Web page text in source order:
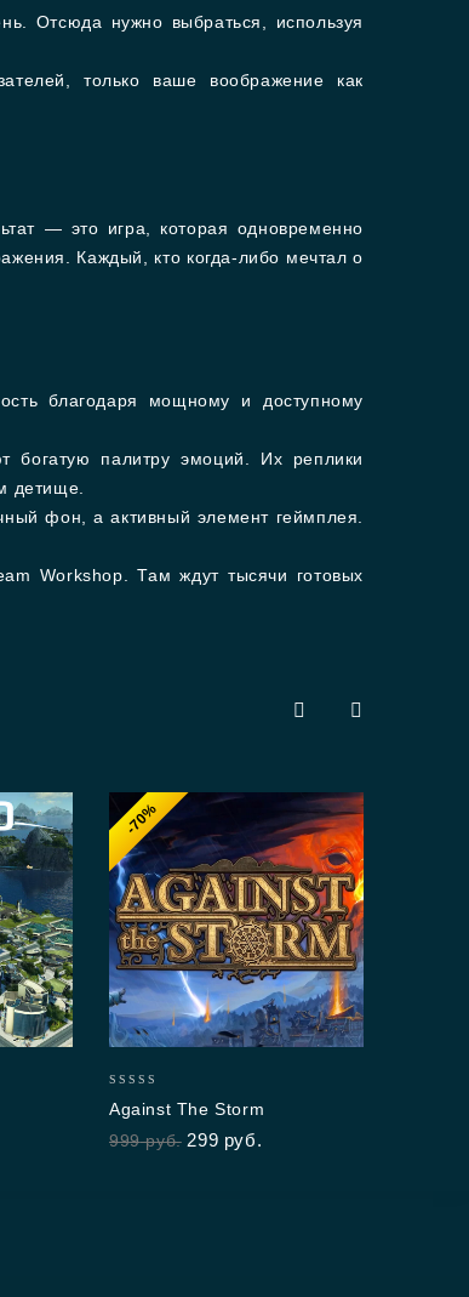
Отсюда нужно выбраться, используя
только ваше воображение как
— это игра, которая одновременно
Каждый, кто когда-либо мечтал о
благодаря мощному и доступному
богатую палитру эмоций. Их реплики
детище.
фон, а активный элемент геймплея.
Workshop. Там ждут тысячи готовых
-70%
out
of
Against The Storm
999руб. 299 руб.